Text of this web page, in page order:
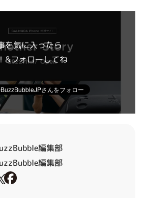
を気に入ったら
&フォローしてね
編集部
編集部